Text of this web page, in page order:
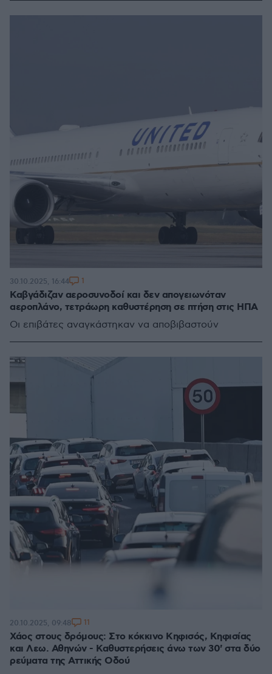
Καβγάδιζαν αεροσυνοδοί και δεν απογειωνόταν
αεροπλάνο, τετράωρη καθυστέρηση σε πτήση στις ΗΠΑ
Οι επιβάτες αναγκάστηκαν να αποβιβαστούν
30.10.2025, 16:44 1
Χάος στους δρόμους: Στο κόκκινο Κηφισός, Κηφισίας
και Λεω. Αθηνών - Καθυστερήσεις άνω των 30' στα δύο
ρεύματα της Αττικής Οδού
20.10.2025, 09:48 11